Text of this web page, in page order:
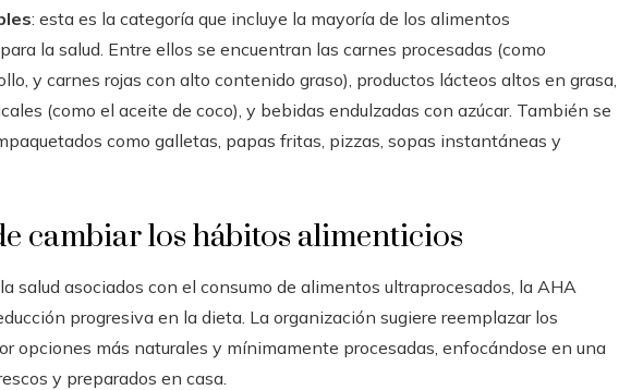
: esta es la categoría que incluye la mayoría de los alimentos
la salud. Entre ellos se encuentran las carnes procesadas (como
y carnes rojas con alto contenido graso), productos lácteos altos en grasa,
(como el aceite de coco), y bebidas endulzadas con azúcar. También se
como galletas, papas fritas, pizzas, sopas instantáneas y
cambiar los hábitos alimenticios
salud asociados con el consumo de alimentos ultraprocesados, la AHA
progresiva en la dieta. La organización sugiere reemplazar los
opciones más naturales y mínimamente procesadas, enfocándose en una
y preparados en casa.